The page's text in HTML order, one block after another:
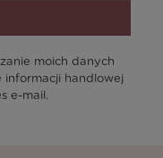
moich danych
handlowej
e-mail.